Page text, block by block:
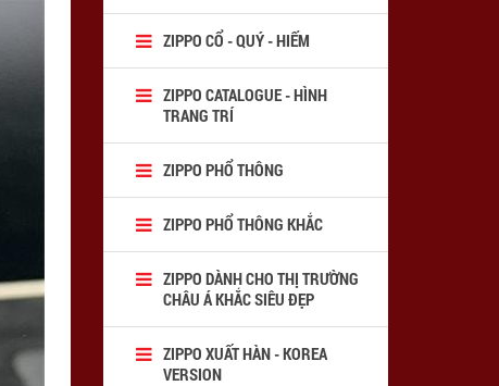
ZIPPO CỔ - QUÝ - HIẾM
ZIPPO CATALOGUE - HÌNH
TRANG TRÍ
ZIPPO PHỔ THÔNG
ZIPPO PHỔ THÔNG KHẮC
ZIPPO DÀNH CHO THỊ TRƯỜNG
CHÂU Á KHẮC SIÊU ĐẸP
ZIPPO XUẤT HÀN - KOREA
VERSION